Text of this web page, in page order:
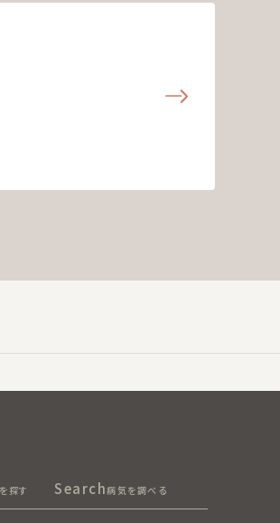
探す Search病気を調べる